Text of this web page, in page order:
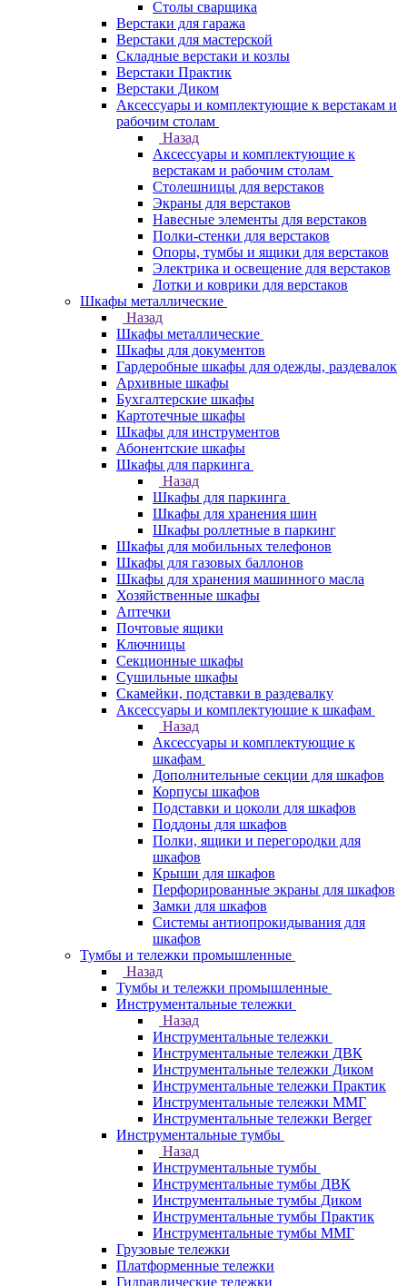
Столы сварщика
Верстаки для гаража
Верстаки для мастерской
Складные верстаки и козлы
Верстаки Практик
Верстаки Диком
Аксессуары и комплектующие к верстакам и
рабочим столам
Назад
Аксессуары и комплектующие к
верстакам и рабочим столам
Столешницы для верстаков
Экраны для верстаков
Навесные элементы для верстаков
Полки-стенки для верстаков
Опоры, тумбы и ящики для верстаков
Электрика и освещение для верстаков
Лотки и коврики для верстаков
Шкафы металлические
Назад
Шкафы металлические
Шкафы для документов
Гардеробные шкафы для одежды, раздевалок
Архивные шкафы
Бухгалтерские шкафы
Картотечные шкафы
Шкафы для инструментов
Абонентские шкафы
Шкафы для паркинга
Назад
Шкафы для паркинга
Шкафы для хранения шин
Шкафы роллетные в паркинг
Шкафы для мобильных телефонов
Шкафы для газовых баллонов
Шкафы для хранения машинного масла
Хозяйственные шкафы
Аптечки
Почтовые ящики
Ключницы
Секционные шкафы
Сушильные шкафы
Скамейки, подставки в раздевалку
Аксессуары и комплектующие к шкафам
Назад
Аксессуары и комплектующие к
шкафам
Дополнительные секции для шкафов
Корпусы шкафов
Подставки и цоколи для шкафов
Поддоны для шкафов
Полки, ящики и перегородки для
шкафов
Крыши для шкафов
Перфорированные экраны для шкафов
Замки для шкафов
Системы антиопрокидывания для
шкафов
Тумбы и тележки промышленные
Назад
Тумбы и тележки промышленные
Инструментальные тележки
Назад
Инструментальные тележки
Инструментальные тележки ДВК
Инструментальные тележки Диком
Инструментальные тележки Практик
Инструментальные тележки ММГ
Инструментальные тележки Berger
Инструментальные тумбы
Назад
Инструментальные тумбы
Инструментальные тумбы ДВК
Инструментальные тумбы Диком
Инструментальные тумбы Практик
Инструментальные тумбы ММГ
Грузовые тележки
Платформенные тележки
Гидравлические тележки